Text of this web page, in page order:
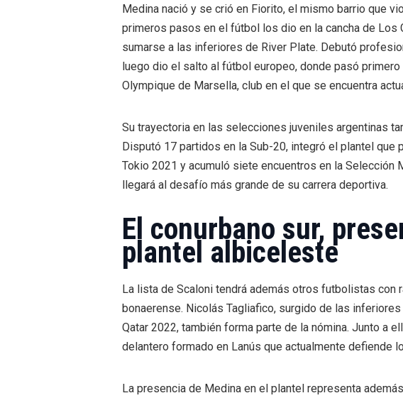
Medina nació y se crió en Fiorito, el mismo barrio que
primeros pasos en el fútbol los dio en la cancha de Los
sumarse a las inferiores de River Plate. Debutó
luego dio el salto al fútbol europeo, donde pasó
Olympique de Marsella, club en el que se encuentra
Su trayectoria en las selecciones juveniles argentinas
Disputó 17 partidos en la Sub-20, integró el plantel
Tokio 2021 y acumuló siete encuentros en la Selección
llegará al desafío más grande de su carrera deportiva.
El conurbano sur,
plantel albiceleste
La lista de Scaloni tendrá además otros futbolistas con
bonaerense. Nicolás Tagliafico, surgido de las
Qatar 2022, también forma parte de la nómina. Junto a
delantero formado en Lanús que actualmente defiende
La presencia de Medina en el plantel representa